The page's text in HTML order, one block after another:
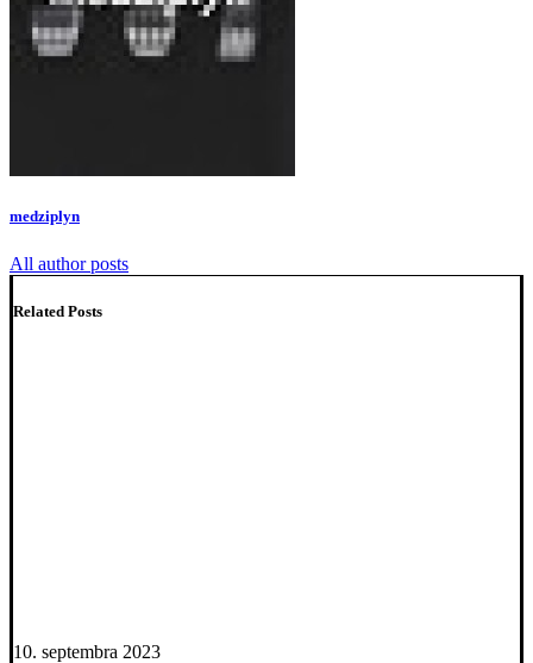
medziplyn
All author posts
Related Posts
10. septembra 2023